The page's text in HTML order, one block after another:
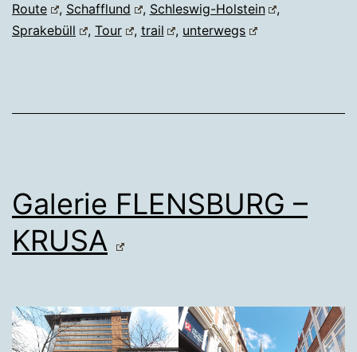
Route
, Schafflund , Schleswig-Holstein
,
Sprakebüll
, Tour , trail , unterwegs
Galerie FLENSBURG –
KRUSA